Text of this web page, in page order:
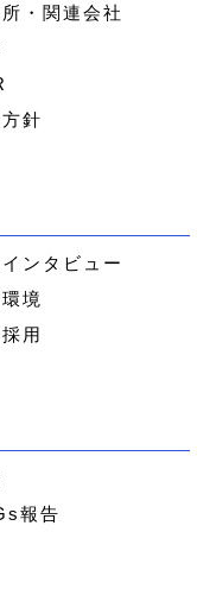
・関連会社
針
ンタビュー
境
用
報告